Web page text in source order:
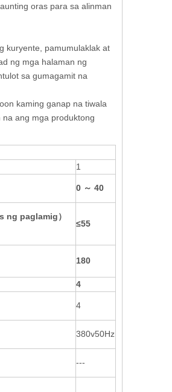
oras para sa alinman
kuryente, pamumulaklak at
ng mga halaman ng
sa gumagamit na
kaming ganap na tiwala
ang mga produktong
1
0 ～ 40
ng paglamig）
≤55
180
4
4
380v50Hz
---